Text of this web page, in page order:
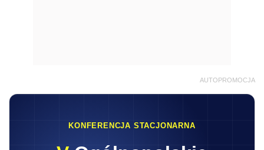
AUTOPROMOCJA
KONFERENCJA STACJONARNA